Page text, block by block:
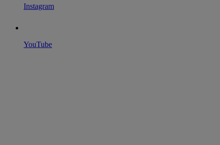
Instagram
YouTube